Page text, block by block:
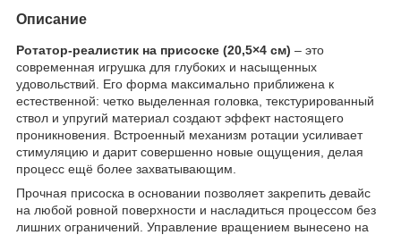
Описание
Ротатор-реалистик на присоске (20,5×4 см) – это
современная игрушка для глубоких и насыщенных
удовольствий. Его форма максимально приближена к
естественной: четко выделенная головка, текстурированный
ствол и упругий материал создают эффект настоящего
проникновения. Встроенный механизм ротации усиливает
стимуляцию и дарит совершенно новые ощущения, делая
процесс ещё более захватывающим.
Прочная присоска в основании позволяет закрепить девайс
на любой ровной поверхности и насладиться процессом без
лишних ограничений. Управление вращением вынесено на